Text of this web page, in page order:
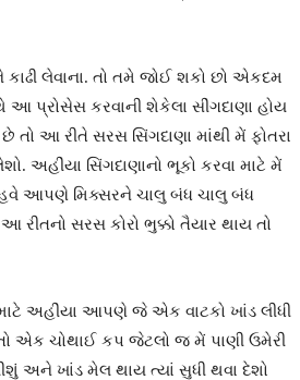
લેવાના. તો તમે જોઈ શકો છો એકદમ
આ પ્રોસેસ કરવાની શેકેલા સીંગદાણા હોય
આ રીતે સરસ સિંગદાણા માંથી મેં ફોતરા
અહીંયા સિંગદાણાનો ભૂકો કરવા માટે મેં
હવે આપણે મિક્સરને ચાલુ બંધ ચાલુ બંધ
સરસ કોરો ભુક્કો તૈયાર થાય તો
અહીંયા આપણે જે એક વાટકો ખાંડ લીધી
એક ચોથાઈ કપ જેટલો જ મેં પાણી ઉમેરી
અને ખાંડ મેલ થાય ત્યાં સુધી થવા દેશો